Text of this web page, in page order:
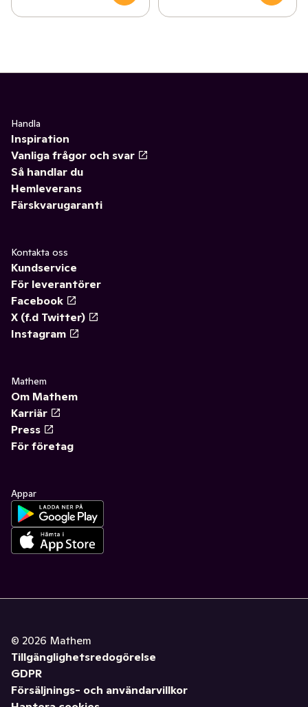
Handla
Inspiration
Vanliga frågor och svar
Så handlar du
Hemleverans
Färskvarugaranti
Kontakta oss
Kundservice
För leverantörer
Facebook
X (f.d Twitter)
Instagram
Mathem
Om Mathem
Karriär
Press
För företag
Appar
© 2026 Mathem
Tillgänglighetsredogörelse
GDPR
Försäljnings- och användarvillkor